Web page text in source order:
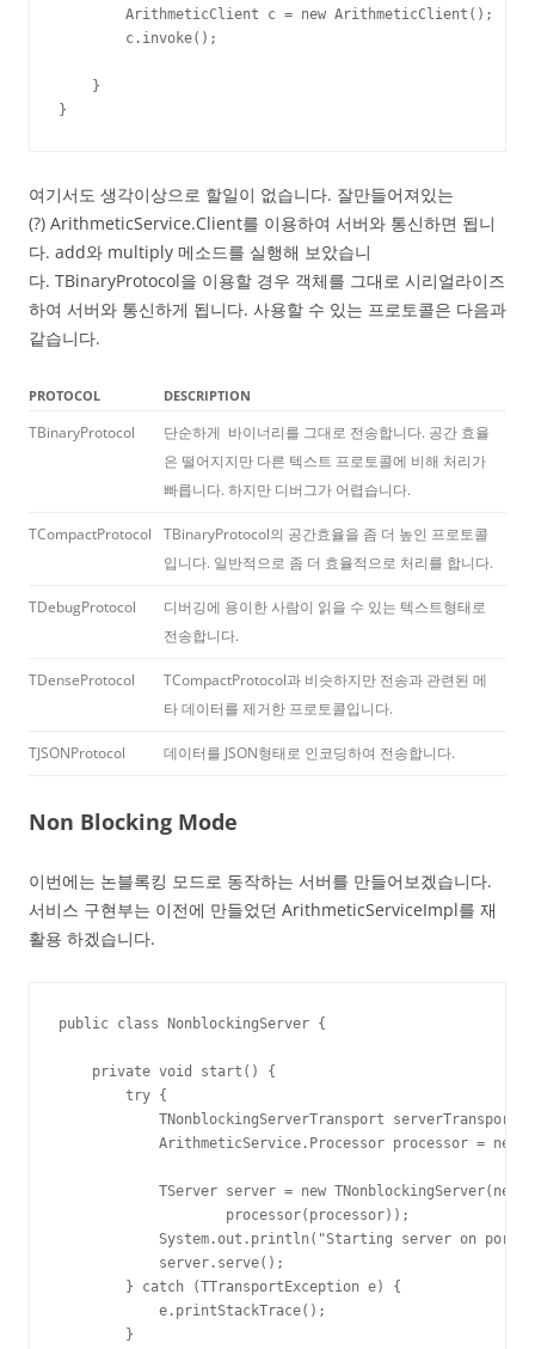
        ArithmeticClient c = new ArithmeticClient();
        c.invoke();
    }
}
여기서도 생각이상으로 할일이 없습니다. 잘만들어져있는
(?) ArithmeticService.Client를 이용하여 서버와 통신하면 됩니
다. add와 multiply 메소드를 실행해 보았습니
다. TBinaryProtocol을 이용할 경우 객체를 그대로 시리얼라이즈
하여 서버와 통신하게 됩니다. 사용할 수 있는 프로토콜은 다음과
같습니다.
PROTOCOL DESCRIPTION
TBinaryProtocol
단순하게 바이너리를 그대로 전송합니다. 공간 효율
은 떨어지지만 다른 텍스트 프로토콜에 비해 처리가
빠릅니다. 하지만 디버그가 어렵습니다.
TCompactProtocol
TBinaryProtocol의 공간효율을 좀 더 높인 프로토콜
입니다. 일반적으로 좀 더 효율적으로 처리를 합니다.
TDebugProtocol
디버깅에 용이한 사람이 읽을 수 있는 텍스트형태로
전송합니다.
TDenseProtocol
TCompactProtocol과 비슷하지만 전송과 관련된 메
타 데이터를 제거한 프로토콜입니다.
TJSONProtocol 데이터를 JSON형태로 인코딩하여 전송합니다.
Non Blocking Mode
이번에는 논블록킹 모드로 동작하는 서버를 만들어보겠습니다.
서비스 구현부는 이전에 만들었던 ArithmeticServiceImpl를 재
활용 하겠습니다.
public class NonblockingServer {
    private void start() {
        try {
TNonblockingServerTransport serverTransport
ArithmeticService.Processor processor = new
TServer server = new TNonblockingServer(new
                    processor(processor));
System.out.println("Starting server on port
            server.serve();
        } catch (TTransportException e) {
            e.printStackTrace();
        }